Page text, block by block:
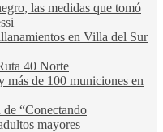
las medidas que tomó
en Villa del Sur
40 Norte
más de 100 municiones en
“Conectando
mayores